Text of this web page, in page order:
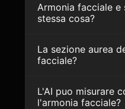
Armonia facciale e
stessa cosa?
La sezione aurea
facciale?
L'AI puo misurare
l'armonia facciale?